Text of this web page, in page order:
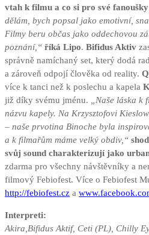
vtah k filmu a co si pro své
dělám, bych popsal jako emotivní,
Filmy beru občas jako oddechovou
poznání,“ říká Lipo. Bifidus Aktiv
správně namíchaný set, který dodá
a zároveň odpojí člověka od reality.
více k tanci než k poslechu a kapela
již díky svému jménu.
„Naše láska
názvu kapely. Na Krzysztofovi
– naše prvotina Binoche byla
a k filmařům máme velký obdiv,“
svůj sound charakterizují jako
zdarma pro všechny návštěvníky a
filmový Febiofest. Více o Febiofest
http://febiofest.cz a
Interpreti:
Akira,Bifidus Aktif, Ceti (PL), Chilly